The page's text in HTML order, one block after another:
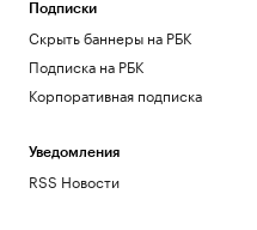
Подписки
Скрыть баннеры на РБК
Подписка на РБК
Корпоративная подписка
Уведомления
RSS Новости